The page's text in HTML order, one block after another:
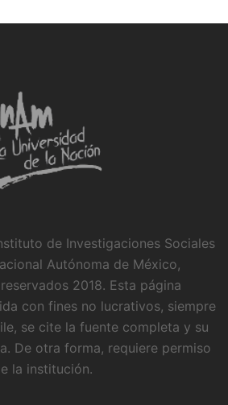
de Investigaciones Sociales
Autónoma de México,
2018. Esta página
con fines no lucrativos, siempre
se cite la fuente completa y su
De otra forma, requiere permiso
la institución.